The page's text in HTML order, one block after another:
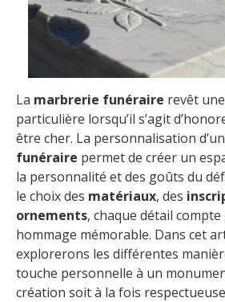
La marbrerie funéraire revêt
particulière lorsqu’il s’agit
être cher. La personnalisation d’un
funéraire permet de créer un
la personnalité et des goûts du
le choix des matériaux, des
ornements, chaque détail
hommage mémorable. Dans cet
explorerons les différentes
touche personnelle à un
création soit à la fois